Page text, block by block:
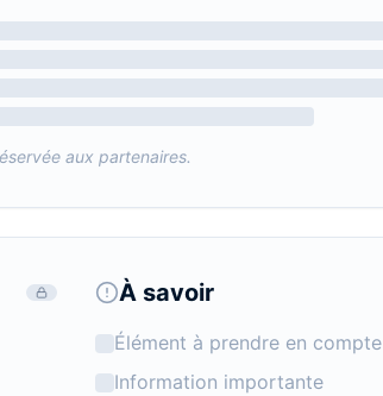
aux partenaires.
À savoir
Élément à prendre en compte
Information importante